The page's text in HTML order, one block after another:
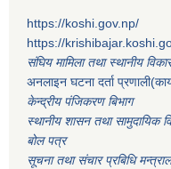
https://koshi.gov.np/
https://
संघिय मामिला तथा स्थानीय
अनलाइन घटना दर्ता
केन्द्रीय पंजिकरण बिभाग
स्थानीय शासन तथा सामुदायिक
बोल पत्र
सूचना तथा संचार प्रबिधि